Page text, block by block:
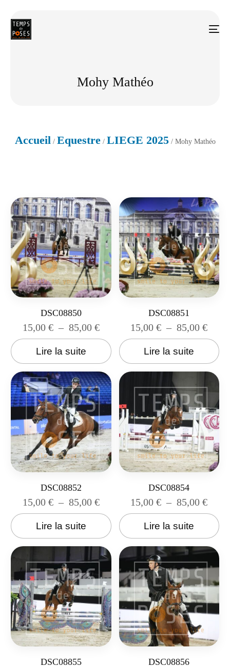
Mohy Mathéo
Accueil / Equestre/ LIEGE 2025/ Mohy Mathéo
DSC08850
15,00 € – 85,00 €
Lire la suite
DSC08851
15,00€ – 85,00€
Lire la suite
DSC08852
15,00 € – 85,00 €
Lire la suite
DSC08854
15,00€ – 85,00€
Lire la suite
DSC08855 DSC08856